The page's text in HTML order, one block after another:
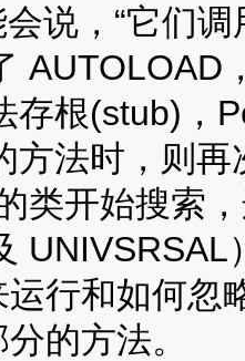
会说，“它们
AUTOLOAD
存根(stub)，
方法时，则
类开始搜索
行和如何忽
的方法。